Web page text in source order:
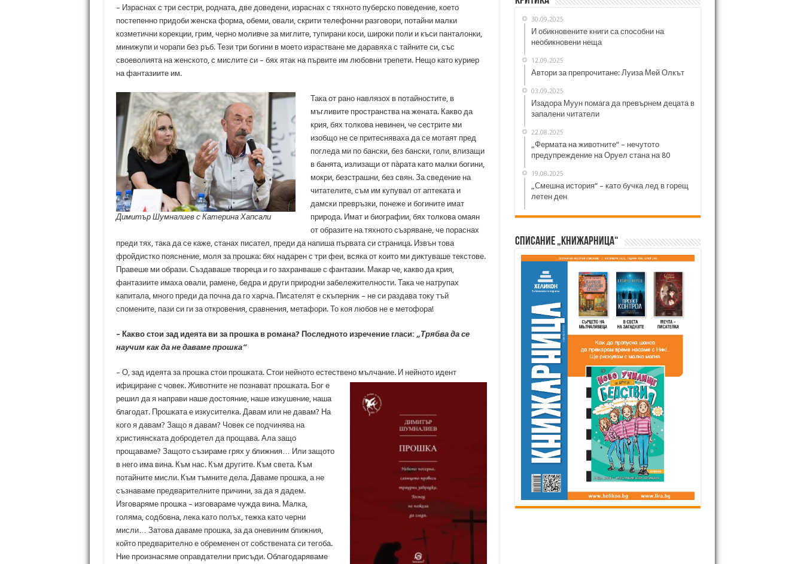
– Израснах с три сестри, родната, две доведени, израснах с тяхното пуберско поведение, което
постепенно придоби женска форма, обеми, овали, скрити телефонни разговори, потайни малки
козметични корекции, грим, черно моливче за миглите, тупирани коси, широки поли и къси панталонки,
минижупи и чорапи без ръб. Тези три богини в моето израстване ме даравяха с тайните си, със
своеволията на женското, с мислите си – бях ятак на първите им любовни трепети. Нещо като куриер
на фантазиите им.
Димитър Шумналиев с Катерина Хапсали
Така от рано навлязох в потайностите, в
мъгливите пространства на жената. Какво да
крия, бях толкова невинен, че сестрите ми
изобщо не се притесняваха да се мотаят пред
погледа ми по бански, без бански, голи, влизащи
в банята, излизащи от па̀рата като малки богини,
мокри, безстрашни, без свян. За сведение на
читателите, съм им купувал от аптеката и
дамски превръзки, понеже и богините имат
природа. Имат и биографии, бях толкова омаян
от образите на тяхното съзряване, че пораснах
преди тях, така да се каже, станах писател, преди да напиша първата си страница. Извън това
фройдистко пояснение, моля за прошка: бях надарен с три феи, всяка от които ми диктуваше текстове.
Правеше ми образи. Създаваше твореца и го захранваше с фантазии. Макар че, какво да крия,
фантазиите имаха овали, рамене, бедра и други природни забележителности. Така че натрупах
капитала, много преди да почна да го харча. Писателят е скъперник – не си раздава току тъй
спомените, пази си ги за откровения, сравнения, метафори. То коя любов не е метофора!
– Какво стои зад идеята ви за прошка в романа? Последното изречение гласи: „Трябва да се
научим как да не даваме прошка“
– О, зад идеята за прошка стои прошката. Стои нейното естествено мълчание. И нейното идент
ифициране с човек. Животните не познават прошката. Бог е
решил да я направи наше достояние, наше изкушение, наша
благодат. Прошката е изкусителка. Давам или не давам? На
кого я давам? Защо я давам? Човек се подчинява на
християнската добродетел да прощава. Ала защо
прощаваме? Защото съзираме грях у ближния… Или защото
в него има вина. Към нас. Към другите. Към света. Към
потайните мисли. Към тъмните дела. Даваме прошка, а не
съзнаваме предварителните причини, за да я дадем.
Изговаряме прошка – изговараме чужда вина. Малка,
голяма, содбовна, лека като полъх, тежка като черни
мисли… Затова даваме прошка, за да оневиним ближния,
който предварително е обременен от собствената си тегоба.
Ние произнасяме оправдателни присъди. Облагодаряваме
30.09.2025
И обикновените книги са способни на
необикновени неща
12.09.2025
Автори за препрочитане: Луиза Мей Олкът
03.09.2025
Изадора Муун помага да превърнем децата в
запалени читатели
22.08.2025
„Фермата на животните“ – нечутото
предупреждение на Оруел стана на 80
19.08.2025
„Смешна история“ – като бучка лед в горещ
летен ден
Списание „Книжарница“